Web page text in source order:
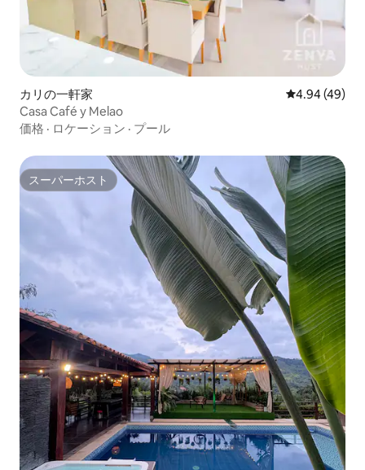
カリの一軒家 レビュー49
4.94 (49)
Casa Café y Melao
価格 · ロケーション · プール
スーパーホスト
スーパーホスト